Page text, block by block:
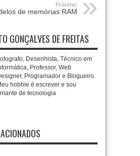
Próximo:
de memórias RAM
GONÇALVES DE FREITAS
Desenhista, Técnico em
Professor, Web
Programador e Blogueiro.
hobbie é escrever e sou
de tecnologia